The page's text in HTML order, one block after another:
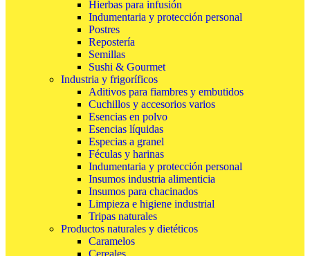
Hierbas para infusión
Indumentaria y protección personal
Postres
Repostería
Semillas
Sushi & Gourmet
Industria y frigoríficos
Aditivos para fiambres y embutidos
Cuchillos y accesorios varios
Esencias en polvo
Esencias líquidas
Especias a granel
Féculas y harinas
Indumentaria y protección personal
Insumos industria alimenticia
Insumos para chacinados
Limpieza e higiene industrial
Tripas naturales
Productos naturales y dietéticos
Caramelos
Cereales